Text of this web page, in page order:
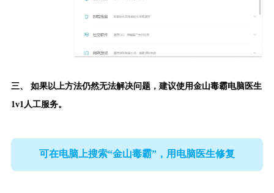
三、 如果以上方法仍然无法解决问题，建议使用金山毒霸电脑医生
1v1人工服务。
可在电脑上搜索“金山毒霸”，用电脑医生修复